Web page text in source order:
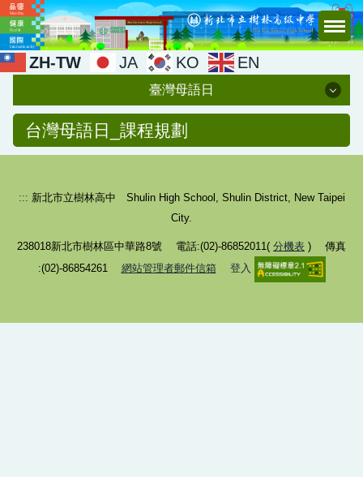
跳
到
主
要
容
ZH-TW JA KO EN
臺灣母語日
臺灣母語日
課程規劃
課間活動
台灣母語日_課程規劃
::: 新北市立樹林高中 Shulin High School, Shulin District, New Taipei
City.
238018新北市樹林區中華路8號 電話:(02)-86852011( 分機表 ) 傳真
:(02)-86854261 網站管理者郵件信箱 登入